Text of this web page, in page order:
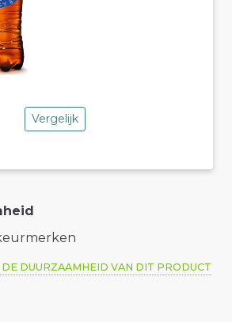
Vergelijk
DUURZAAMHEID VAN DIT PRODUCT